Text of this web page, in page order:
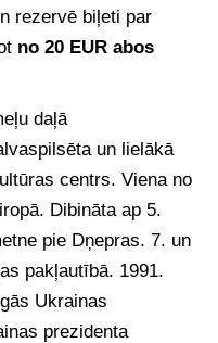
rezervē biļeti par
no 20 EUR abos
daļā
un lielākā
centrs. Viena no
Dibināta ap 5.
pie Dņepras. 7. un
pakļautībā. 1991.
Ukrainas
prezidenta